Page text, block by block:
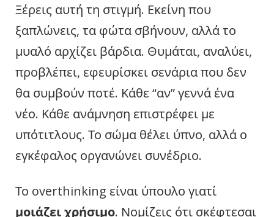
Ξέρεις αυτή τη στιγμή. Εκείνη που
ξαπλώνεις, τα φώτα σβήνουν, αλλά το
μυαλό αρχίζει βάρδια. Θυμάται, αναλύει,
προβλέπει, εφευρίσκει σενάρια που δεν
θα συμβούν ποτέ. Κάθε “αν” γεννά ένα
νέο. Κάθε ανάμνηση επιστρέφει με
υπότιτλους. Το σώμα θέλει ύπνο, αλλά ο
εγκέφαλος οργανώνει συνέδριο.
Το overthinking είναι ύπουλο γιατί
μοιάζει χρήσιμο. Νομίζεις ότι σκέφτεσαι